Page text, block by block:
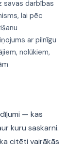
savas darbības
lai pēc
ar pilnīgu
nolūkiem,
— kas
kuru saskarni.
citēti vairākās